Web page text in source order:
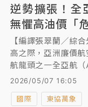
逆勢擴張！
無懼高油價「
【編譯張翠蘭／綜
高之際，亞洲廉價
航龍頭之一全亞航
人費南德斯周三（5/
空公司，押注在航
信心將獲得回報。
2026/05/07 16:05
國際 東協萬象